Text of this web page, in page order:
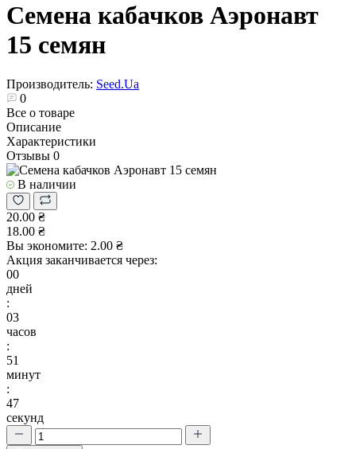
Семена кабачков Аэронавт
15 семян
Производитель: Seed.Ua
0
Все о товаре
Описание
Характеристики
Отзывы 0
В наличии
20.00 ₴
18.00 ₴
Вы экономите: 2.00 ₴
Акция заканчивается через:
00
дней
:
03
часов
:
51
минут
:
46
секунд